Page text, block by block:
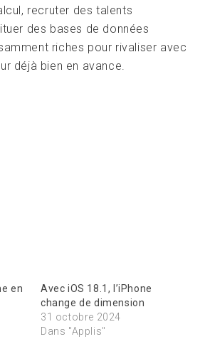
recruter des talents
des bases de données
riches pour rivaliser avec
déjà bien en avance.
en
Avec iOS 18.1, l’iPhone
change de dimension
31 octobre 2024
Dans "Applis"